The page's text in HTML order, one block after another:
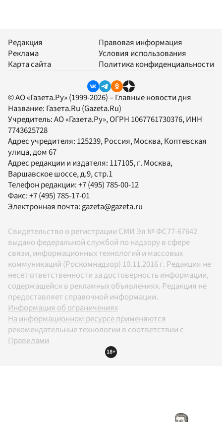
Редакция
Реклама
Карта сайта
Правовая информация
Условия использования
Политика конфиденциальности
© АО «Газета.Ру» (1999-2026) – Главные новости дня
Название: Газета.Ru (Gazeta.Ru)
Учредитель:АО «Газета.Ру», ОГРН 1067761730376, ИНН
7743625728
Адрес учредителя: 125239, Россия, Москва, Коптевская
улица, дом 67
Адрес редакции и издателя: 117105, г. Москва,
Варшавское шоссе, д.9, стр.1
Телефон редакции:+7 (495) 785-00-12
Факс:+7 (495) 785-17-01
Электронная почта: gazeta@gazeta.ru
Свидетельство о регистрации СМИ Эл № ФС77-67642
выдано федеральной службой по надзору в сфере
связи, информационных технологий и массовых
коммуникаций (Роскомнадзор) 10.11.2016 г. Редакция не
несет ответственности за достоверность информации,
содержащейся в рекламных объявлениях. Редакция не
предоставляет справочной информации.
Информация об ограничениях
На информационном ресурсе применяются
рекомендательные технологии в соответствии с
Правилами
18+